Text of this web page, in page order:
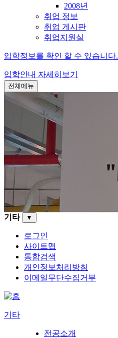
2008년
취업 정보
취업 게시판
취업지원실
입학정보를 확인 할 수 있습니다.
입학안내 자세히보기
전체메뉴
기타 ▼
로그인
사이트맵
통합검색
개인정보처리방침
이메일무단수집거부
기타
전공소개